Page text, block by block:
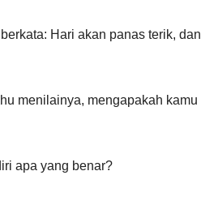
Hari akan panas terik, dan
menilainya, mengapakah kamu
apa yang benar?